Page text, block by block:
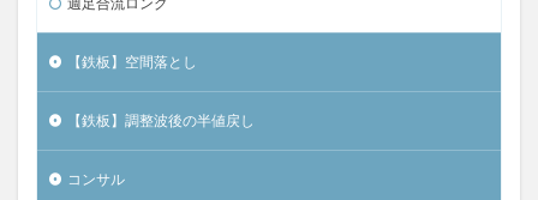
【鉄板】空間落とし
【鉄板】調整波後の半値戻し
コンサル